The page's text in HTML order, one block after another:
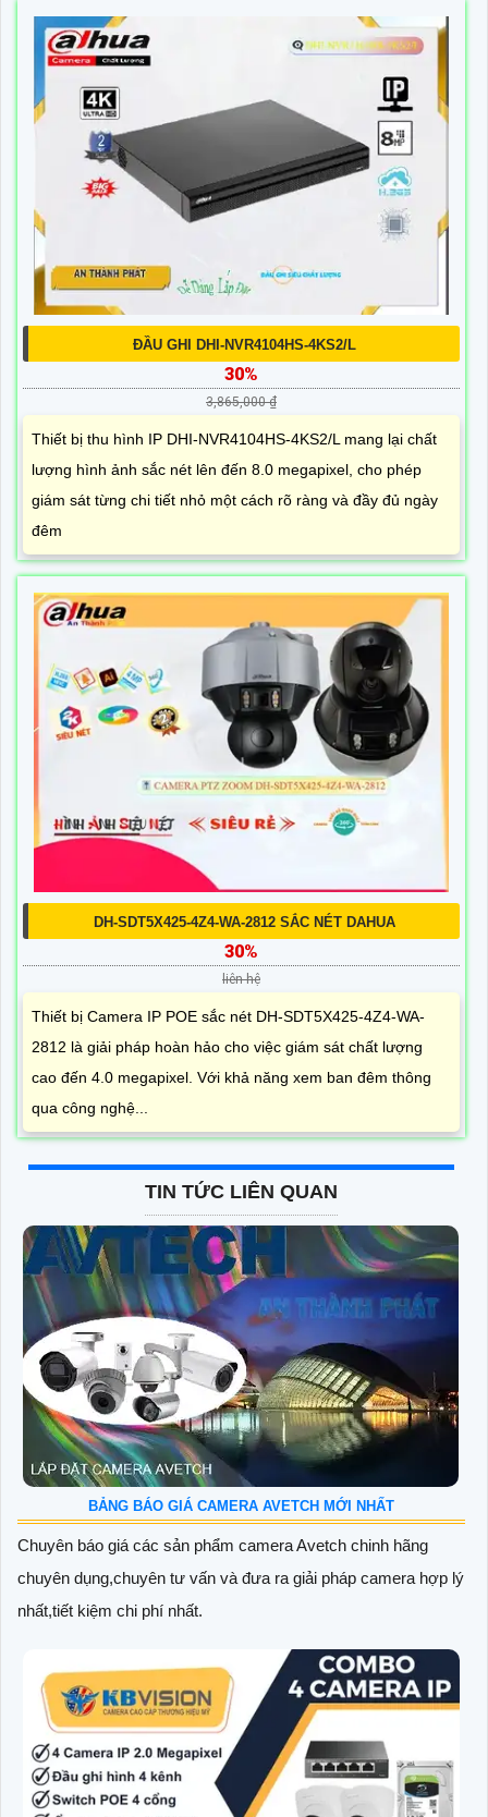
ĐẦU GHI DHI-NVR4104HS-4KS2/L
30%
3,865,000 ₫
Thiết bị thu hình IP DHI-NVR4104HS-4KS2/L mang lại chất
lượng hình ảnh sắc nét lên đến 8.0 megapixel, cho phép
giám sát từng chi tiết nhỏ một cách rõ ràng và đầy đủ ngày
đêm
DH-SDT5X425-4Z4-WA-2812 SẮC NÉT DAHUA
30%
liên hệ
Thiết bị Camera IP POE sắc nét DH-SDT5X425-4Z4-WA-
2812 là giải pháp hoàn hảo cho việc giám sát chất lượng
cao đến 4.0 megapixel. Với khả năng xem ban đêm thông
qua công nghệ...
TIN TỨC LIÊN QUAN
BẢNG BÁO GIÁ CAMERA AVETCH MỚI NHẤT
Chuyên báo giá các sản phẩm camera Avetch chinh hãng
chuyên dụng,chuyên tư vấn và đưa ra giải pháp camera hợp lý
nhất,tiết kiệm chi phí nhất.